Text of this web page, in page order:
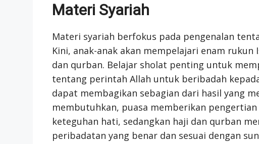
Materi Syariah
Materi syariah berfokus pada pengenalan
Kini, anak-anak akan mempelajari enam
dan qurban. Belajar sholat penting untuk
tentang perintah Allah untuk beribadah
dapat membagikan sebagian dari hasil yang
membutuhkan, puasa memberikan
keteguhan hati, sedangkan haji dan qurban
peribadatan yang benar dan sesuai dengan